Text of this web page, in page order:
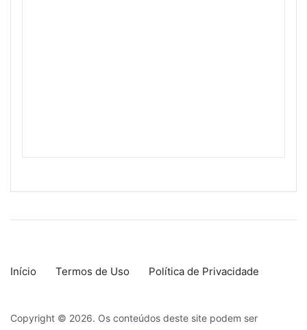
Início Termos de Uso Política de Privacidade
Copyright © 2026. Os conteúdos deste site podem ser